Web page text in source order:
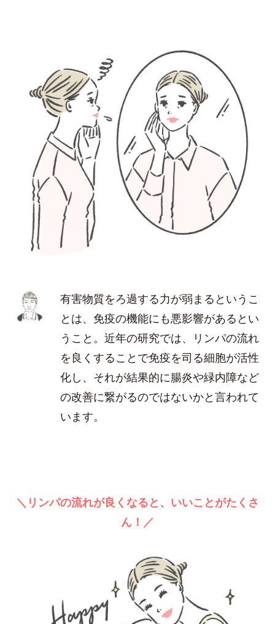
有害物質をろ過する力が弱まるというこ
とは、免疫の機能にも悪影響があるとい
うこと。近年の研究では、リンパの流れ
を良くすることで免疫を司る細胞が活性
化し、それが結果的に腸炎や緑内障など
の改善に繋がるのではないかと言われて
います。
＼リンパの流れが良くなると、いいことがたくさ
ん！／